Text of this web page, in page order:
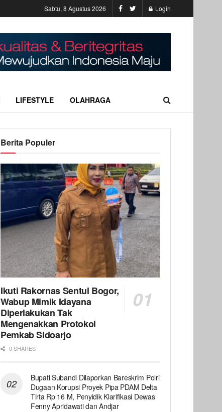
Sabtu, 8 Agustus 2026 Login
LIFESTYLE OLAHRAGA
Berita Populer
Ikuti Rakornas Sentul Bogor,
Wabup Mimik Idayana
Diperlakukan Tak
Mengenakkan Protokol
Pemkab Sidoarjo
0 SHARES
Bupati Subandi Dilaporkan Bareskrim Polri
Dugaan Korupsi Proyek Pipa PDAM Delta
Tirta Rp 16 M, Penyidik Klarifikasi Dewas
Fenny Apridawati dan Andjar